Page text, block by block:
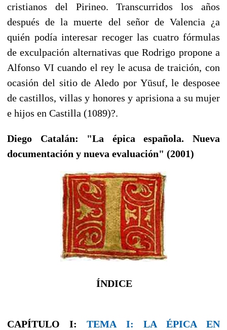
cristianos del Pirineo. Transcurridos los años
después de la muerte del señor de Valencia ¿a
quién podía interesar recoger las cuatro fórmulas
de exculpación alternativas que Rodrigo propone a
Alfonso VI cuando el rey le acusa de traición, con
ocasión del sitio de Aledo por Yūsuf, le desposee
de castillos, villas y honores y aprisiona a su mujer
e hijos en Castilla (1089)?.
Diego Catalán: "La épica española. Nueva
documentación y nueva evaluación" (2001)
ÍNDICE
CAPÍTULO I:TEMA I: LA ÉPICA EN